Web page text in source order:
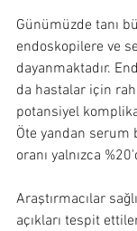
Günümüzde tanı
endoskopilere ve
dayanmaktadır.
da hastalar için
potansiyel
Öte yandan
oranı yalnızca
Araştırmacılar
açıkları tespit